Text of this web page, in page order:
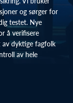
og sørger for
testet. Nye
å verifisere
av dyktige fagfolk
av hele